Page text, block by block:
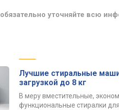
обязательно уточняйте всю
Лучшие стиральные
загрузкой до 8 кг
В меру вместительные,
функциональные стиралки